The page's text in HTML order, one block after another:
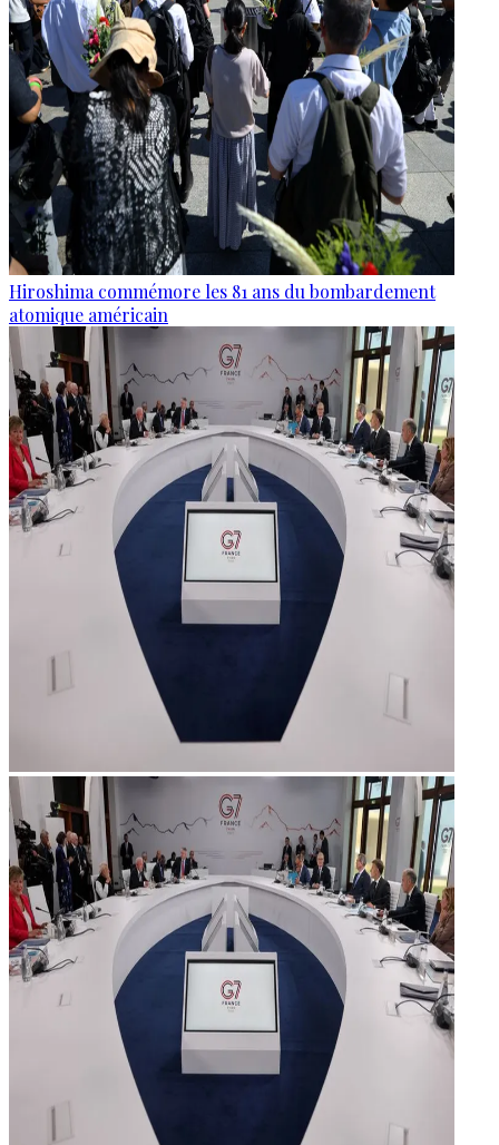
Hiroshima commémore les 81 ans du bombardement
atomique américain